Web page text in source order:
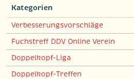
Kategorien
Verbesserungsvorschläge
Fuchstreff DDV Online Verein
Doppelkopf-Liga
Doppelkopf-Treffen